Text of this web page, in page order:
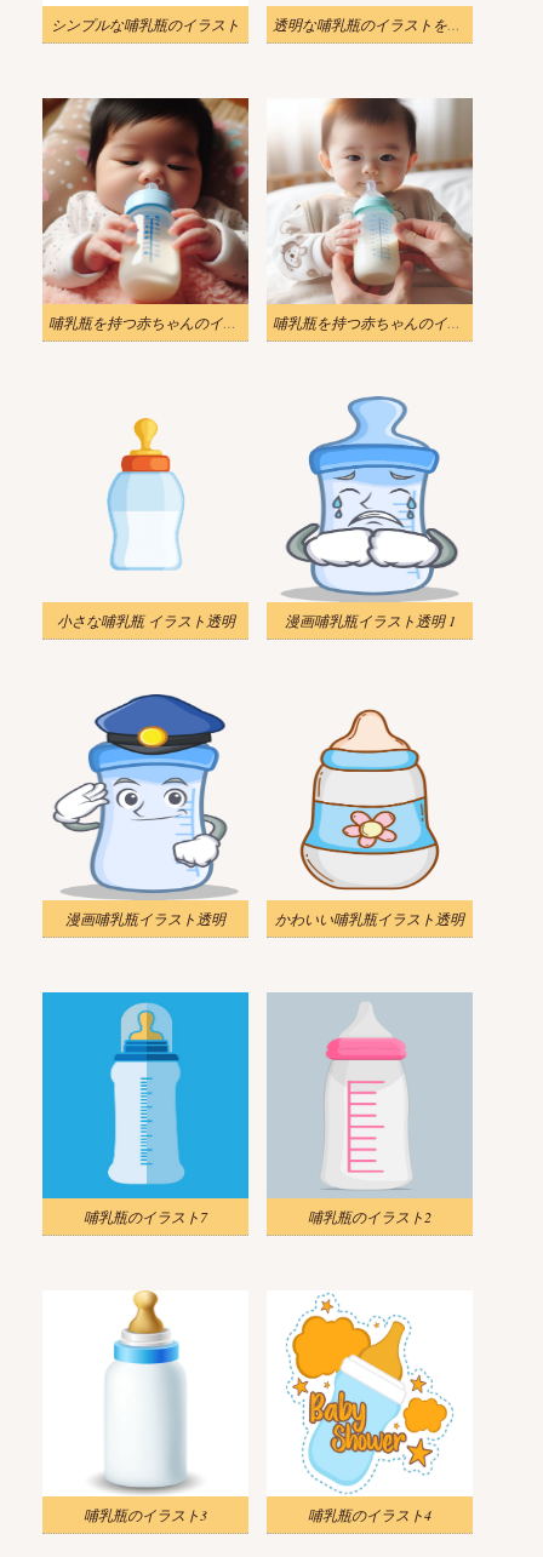
シンプルな哺乳瓶のイラスト 透明な哺乳瓶のイラストをスケッチします
哺乳瓶を持つ赤ちゃんのイラスト 2 哺乳瓶を持つ赤ちゃんのイラスト 3
小さな哺乳瓶 イラスト透明 漫画哺乳瓶イラスト透明 1
漫画哺乳瓶イラスト透明 かわいい哺乳瓶イラスト透明
哺乳瓶のイラスト7 哺乳瓶のイラスト2
哺乳瓶のイラスト3 哺乳瓶のイラスト4